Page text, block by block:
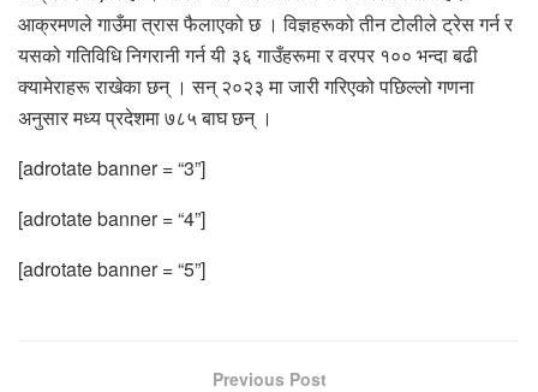
आक्रमणले गाउँमा त्रास फैलाएको छ । विज्ञहरूको तीन टोलीले ट्रेस गर्न र
यसको गतिविधि निगरानी गर्न यी ३६ गाउँहरूमा र वरपर १०० भन्दा बढी
क्यामेराहरू राखेका छन् । सन् २०२३ मा जारी गरिएको पछिल्लो गणना
अनुसार मध्य प्रदेशमा ७८५ बाघ छन् ।
[adrotate banner = “3”]
[adrotate banner = “4”]
[adrotate banner = “5”]
Previous Post